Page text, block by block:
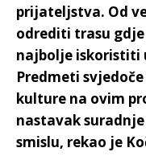
prijateljstva. Od
odrediti trasu
najbolje iskoristiti
Predmeti
kulture na ovim
nastavak
smislu, rekao je